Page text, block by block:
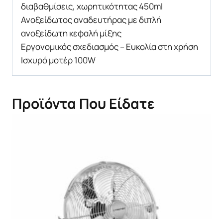
διαβαθμίσεις, χωρητικότητας 450ml
Ανοξείδωτος αναδευτήρας με διπλή
ανοξείδωτη κεφαλή μίξης
Εργονομικός σχεδιασμός – Ευκολία στη χρήση
Ισχυρό μοτέρ 100W
Προϊόντα Που Είδατε